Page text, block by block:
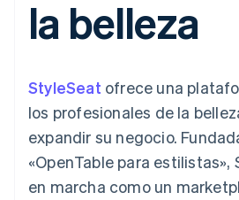
Authorization
Boost
Optimizaciones
Proceso de
acelerado
contable
Data
de datos
Gestión del dinero
Plataformas
SaaS
Por sector
Empresas de IA
Economía de los
creadores
Gestionar
suscripciones
Ofrecer cobro por
respaldadas por
monedas
Aprovisiona y
servicios con
Empresa
Hoja de ruta del
Sessions
Empleos
Sala de prensa
Stripe Press
la belleza
StyleSeat ofrece una
los profesionales de la
expandir su negocio.
«OpenTable para estilistas»,
en marcha como un